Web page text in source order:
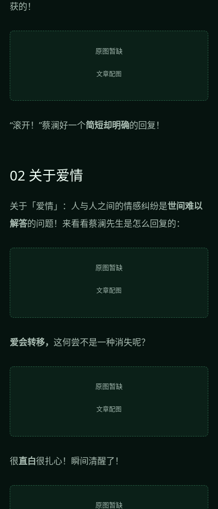
获的！
原图暂缺
文章配图
“滚开！”蔡澜好一个简短却明确的回复！
02 关于爱情
关于「爱情」：人与人之间的情感纠纷是世间难以
解答的问题！来看看蔡澜先生是怎么回复的：
原图暂缺
文章配图
爱会转移， 这何尝不是一种消失呢？
原图暂缺
文章配图
很直白很扎心！瞬间清醒了！
原图暂缺